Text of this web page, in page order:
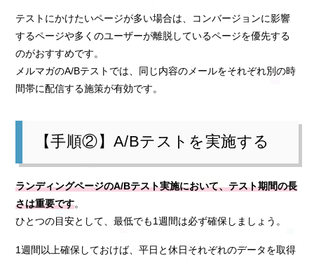
テストにかけたいページが多い場合は、コンバージョンに影響
するページや多くのユーザーが離脱しているページを優先する
のがおすすめです。
メルマガのA/Bテストでは、同じ内容のメールをそれぞれ別の時
間帯に配信する施策が有効です。
【手順②】A/Bテストを実施する
ランディングページのA/Bテスト実施において、テスト期間の長
さは重要です。
ひとつの目安として、最低でも1週間は必ず確保しましょう。
1週間以上確保しておけば、平日と休日それぞれのデータを取得